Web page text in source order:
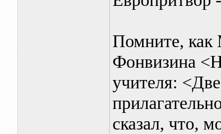
Помните,
Фонвизина
учителя:
сказал, что,